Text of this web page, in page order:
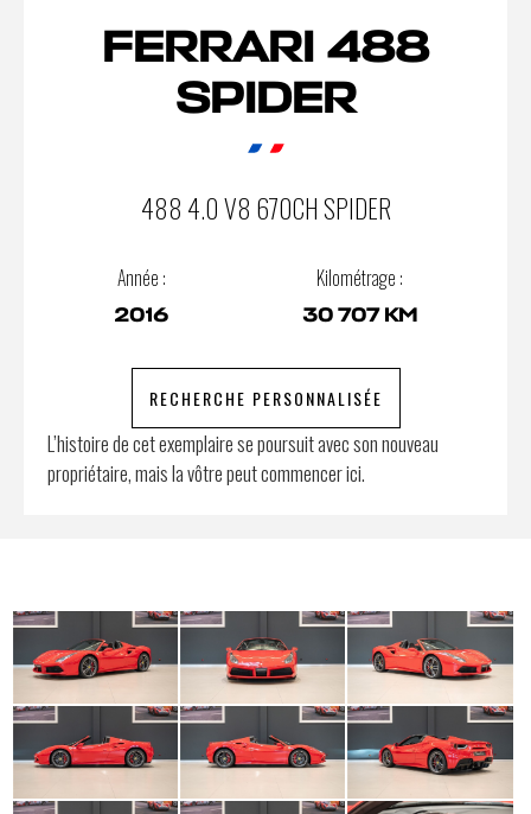
FERRARI 488
SPIDER
488 4.0 V8 670CH SPIDER
Année :
2016
Kilométrage :
30 707 KM
RECHERCHE PERSONNALISÉE
L’histoire de cet exemplaire se poursuit avec son nouveau
propriétaire, mais la vôtre peut commencer ici.